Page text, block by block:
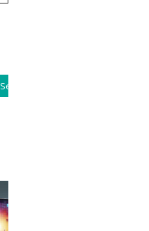
Search